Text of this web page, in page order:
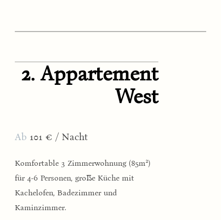
2. Appartement
West
Ab 101 € / Nacht
Komfortable 3 Zimmerwohnung (85m2)
für 4-6 Personen, große Küche mit
Kachelofen, Badezimmer und
Kaminzimmer.